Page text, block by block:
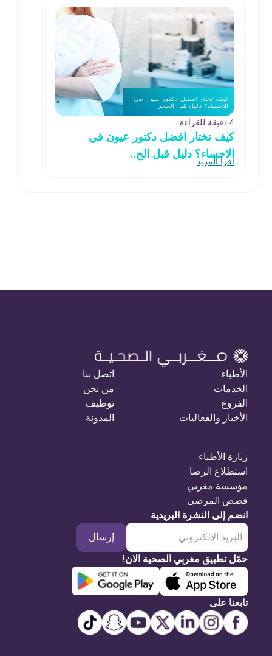
4 دقيقة للقراءة
كيف تختار افضل دكتور عيون في
الاحساء؟ دليل قبل الح..
اقرأ المزيد
الأطباء
الخدمات
الفروع
الأخبار والفعاليات
اتصل بنا
من نحن
توظيف
المدونة
زيارة الأطباء
استطلاع الرضا
مؤسسة مغربي
قصص المرضى
انضم إلى النشرة البريدية
إرسال
حمّل تطبيق مغربي الصحية الان!
تابعنا على